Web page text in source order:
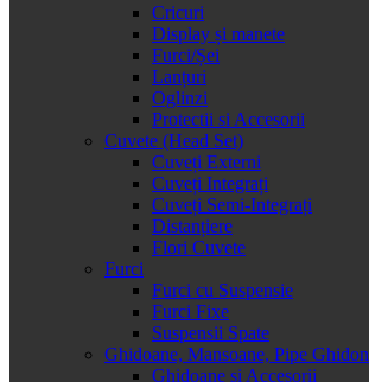
Cricuri
Display și manete
Furci/Șei
Lanțuri
Oglinzi
Protectii si Accesorii
Cuvete (Head Set)
Cuveți Externi
Cuveți Integrați
Cuveți Semi-Integrați
Distanțiere
Flori Cuvete
Furci
Furci cu Suspensie
Furci Fixe
Suspensii Spate
Ghidoane, Mansoane, Pipe Ghidon
Ghidoane și Accesorii